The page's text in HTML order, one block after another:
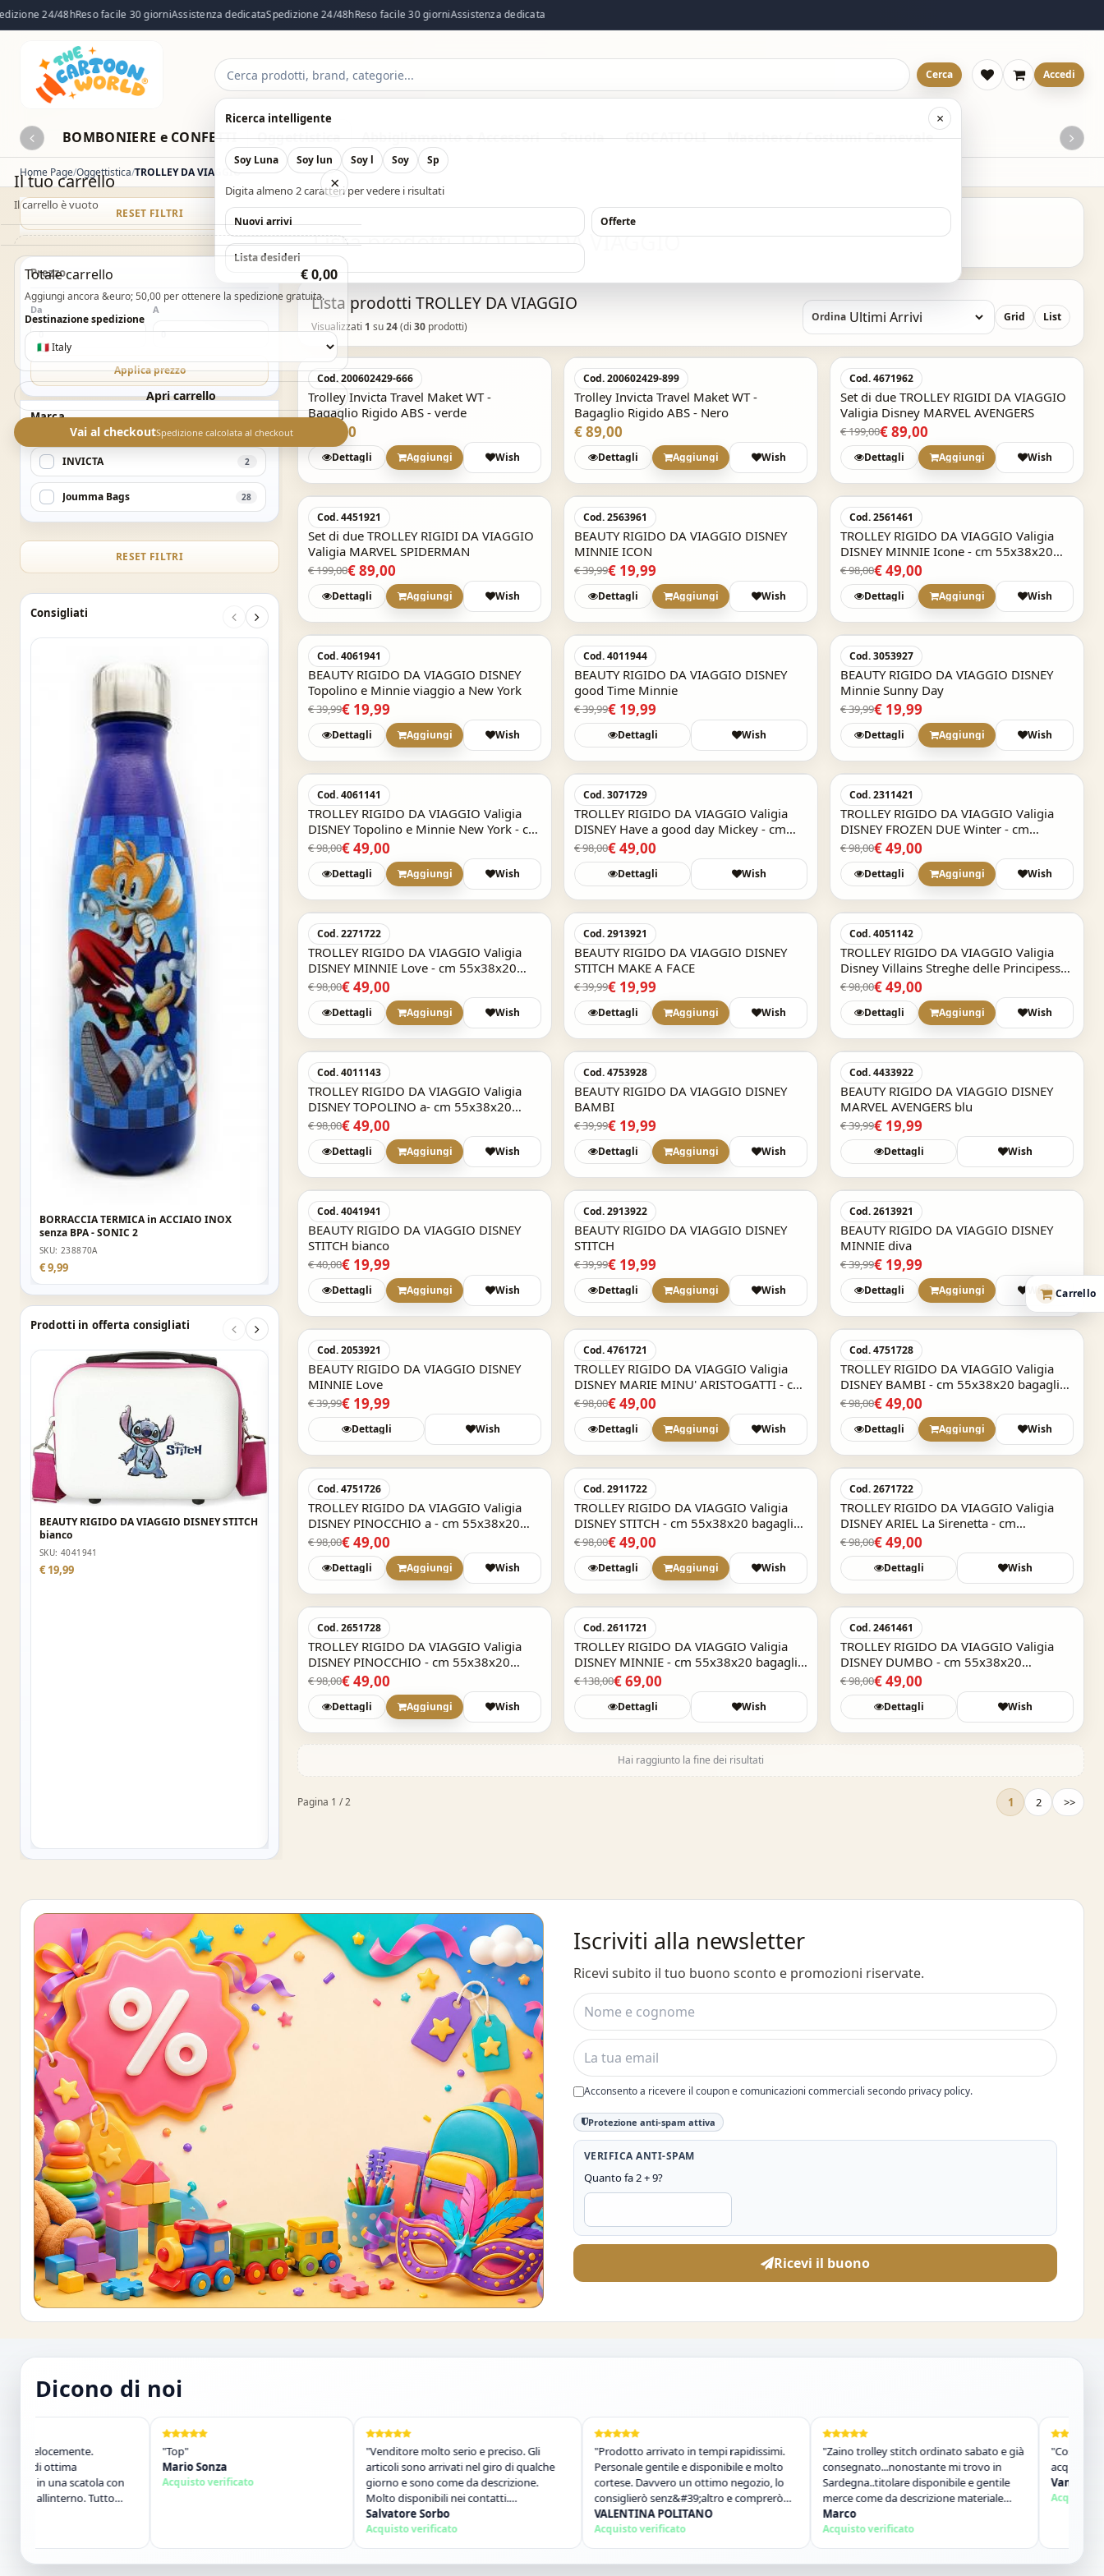
24/48hReso facile 30 giorniAssistenza dedicataSpedizione 24/48hReso facile 30 giorniAssistenza dedicata
Cerca
prodotti
Cerca
Ricerca intelligente ×
Soy Luna Soy lun Soy l Soy Sp
Digita almeno 2 caratteri per vedere i risultati
Nuovi arrivi Offerte
Lista desideri
Accedi
BOMBONIERE e CONFETTI Oggettistica Abbigliamento e Accessori Scuola GIOCATTOLI Maschere / Costumi Carnevale
Il tuo carrello
Il carrello è vuoto
×
Il carrello è vuoto. Esplora il catalogo e aggiungi i
Vai al catalogo
Totale carrello € 0,00
Aggiungi ancora &euro; 50,00 per ottenere la spedizione gratuita.
Destinazione spedizione
Apri carrello
Vai al checkoutSpedizione calcolata al checkout
Carrello
Home Page Oggettistica TROLLEY DA VIAGGIO
RESET FILTRI
Prezzo
Da A
Applica prezzo
Marca
INVICTA 2
Joumma Bags 28
RESET FILTRI
Consigliati
BORRACCIA TERMICA in ACCIAIO INOX
senza BPA - SONIC 2
SKU: 238870A
€ 9,99
3 TOVAGLIETTE IN TESSUTO DA TAVOLA -
DISNEY FROZEN - ELSA e ANNA
SKU: 51424
SET CON CERCHIETTO CON ORECCHIE DA
GATTO - GABBY'S DOLLHOUSE
SKU: 23878
€ 4,80
PORTAGIOIE con ACCESSORI Disney FROZEN
BORRACCIA Seven in
SKU: 30C212402-000
€ 11,99
Prodotti in offerta consigliati
BEAUTY RIGIDO DA VIAGGIO DISNEY STITCH
bianco
SKU: 4041941
€ 19,99
BEAUTY RIGIDO DA VIAGGIO DISNEY STITCH
SKU: 2913921
€ 19,99
TROLLEY RIGIDO DA VIAGGIO Valigia
BEAUTY RIGIDO DA VIAGGIO DISNEY
MINNIE diva
€ 19,99
DISNEY MINNIE - cm
mano
SKU: 2611721
Lista prodotti TROLLEY DA VIAGGIO
Lista prodotti TROLLEY DA VIAGGIO
Visualizzati 1 su24(di 30 prodotti)
Ordina Grid List
Cod. 200602429-666
Trolley Invicta Travel Maket WT -
Bagaglio Rigido ABS - verde
€ 89,00
Dettagli Aggiungi Wish
Cod. 200602429-899
Trolley Invicta Travel Maket WT -
Bagaglio Rigido ABS - Nero
€ 89,00
Dettagli Aggiungi Wish
Cod. 4671962
Set di due TROLLEY RIGIDI DA VIAGGIO
Valigia Disney MARVEL AVENGERS
€ 199,00€ 89,00
Dettagli Aggiungi Wish
Cod. 4451921
Set di due TROLLEY RIGIDI DA VIAGGIO
Valigia MARVEL SPIDERMAN
€ 199,00€ 89,00
Dettagli Aggiungi Wish
Cod. 2563961
BEAUTY RIGIDO DA VIAGGIO DISNEY
MINNIE ICON
€ 39,99€ 19,99
Dettagli Aggiungi Wish
Cod. 2561461
TROLLEY RIGIDO DA VIAGGIO Valigia
DISNEY MINNIE Icone - cm 55x38x20
bagaglio a mano
€ 98,00€ 49,00
Dettagli Aggiungi Wish
Cod. 4061941
BEAUTY RIGIDO DA VIAGGIO DISNEY
Topolino e Minnie viaggio a New York
€ 39,99€ 19,99
Dettagli Aggiungi Wish
Acquisto Veloce
Cod. 4011944
BEAUTY RIGIDO DA VIAGGIO DISNEY
good Time Minnie
€ 39,99€ 19,99
Dettagli Wish
Cod. 3053927
BEAUTY RIGIDO DA VIAGGIO DISNEY
Minnie Sunny Day
€ 39,99€ 19,99
Dettagli Aggiungi Wish
Cod. 4061141
TROLLEY RIGIDO DA VIAGGIO Valigia
DISNEY Topolino e Minnie New York - cm
55x38x20 bagaglio a mano
€ 98,00€ 49,00
Dettagli Aggiungi Wish
Acquisto Veloce
Cod. 3071729
TROLLEY RIGIDO DA VIAGGIO Valigia
DISNEY Have a good day Mickey - cm
55x38x20 bagaglio a mano
€ 98,00€ 49,00
Dettagli Wish
Cod. 2311421
TROLLEY RIGIDO DA VIAGGIO Valigia
DISNEY FROZEN DUE Winter - cm
55x38x20 bagaglio a mano
€ 98,00€ 49,00
Dettagli Aggiungi Wish
Cod. 2271722
TROLLEY RIGIDO DA VIAGGIO Valigia
DISNEY MINNIE Love - cm 55x38x20
bagaglio a mano
€ 98,00€ 49,00
Dettagli Aggiungi Wish
Cod. 2913921
BEAUTY RIGIDO DA VIAGGIO DISNEY
STITCH MAKE A FACE
€ 39,99€ 19,99
Dettagli Aggiungi Wish
Cod. 4051142
TROLLEY RIGIDO DA VIAGGIO Valigia
Disney Villains Streghe delle Principesse
- cm 55x38x20 bagaglio a mano
€ 98,00€ 49,00
Dettagli Aggiungi Wish
Cod. 4011143
TROLLEY RIGIDO DA VIAGGIO Valigia
DISNEY TOPOLINO a- cm 55x38x20
bagaglio a mano
€ 98,00€ 49,00
Dettagli Aggiungi Wish
Cod. 4753928
BEAUTY RIGIDO DA VIAGGIO DISNEY
BAMBI
€ 39,99€ 19,99
Dettagli Aggiungi Wish
Acquisto Veloce
Cod. 4433922
BEAUTY RIGIDO DA VIAGGIO DISNEY
MARVEL AVENGERS blu
€ 39,99€ 19,99
Dettagli Wish
Cod. 4041941
BEAUTY RIGIDO DA VIAGGIO DISNEY
STITCH bianco
€ 40,00€ 19,99
Dettagli Aggiungi Wish
Cod. 2913922
BEAUTY RIGIDO DA VIAGGIO DISNEY
STITCH
€ 39,99€ 19,99
Dettagli Aggiungi Wish
Cod. 2613921
BEAUTY RIGIDO DA VIAGGIO DISNEY
MINNIE diva
€ 39,99€ 19,99
Dettagli Aggiungi Wish
Acquisto Veloce
Cod. 2053921
BEAUTY RIGIDO DA VIAGGIO DISNEY
MINNIE Love
€ 39,99€ 19,99
Dettagli Wish
Cod. 4761721
TROLLEY RIGIDO DA VIAGGIO Valigia
DISNEY MARIE MINU' ARISTOGATTI - cm
55x38x20 bagaglio a mano
€ 98,00€ 49,00
Dettagli Aggiungi Wish
Cod. 4751728
TROLLEY RIGIDO DA VIAGGIO Valigia
DISNEY BAMBI - cm 55x38x20 bagaglio
a mano
€ 98,00€ 49,00
Dettagli Aggiungi Wish
Cod. 4751726
TROLLEY RIGIDO DA VIAGGIO Valigia
DISNEY PINOCCHIO a - cm 55x38x20
bagaglio a mano
€ 98,00€ 49,00
Dettagli Aggiungi Wish
Cod. 2911722
TROLLEY RIGIDO DA VIAGGIO Valigia
DISNEY STITCH - cm 55x38x20 bagaglio
a mano
€ 98,00€ 49,00
Dettagli Aggiungi Wish
Acquisto Veloce
Cod. 2671722
TROLLEY RIGIDO DA VIAGGIO Valigia
DISNEY ARIEL La Sirenetta - cm
55x38x20 bagaglio a mano
€ 98,00€ 49,00
Dettagli Wish
Cod. 2651728
TROLLEY RIGIDO DA VIAGGIO Valigia
DISNEY PINOCCHIO - cm 55x38x20
bagaglio a mano
€ 98,00€ 49,00
Dettagli Aggiungi Wish
Acquisto Veloce
Cod. 2611721
TROLLEY RIGIDO DA VIAGGIO Valigia
DISNEY MINNIE - cm 55x38x20 bagaglio
a mano
€ 138,00€ 69,00
Dettagli Wish
Acquisto Veloce
Cod. 2461461
TROLLEY RIGIDO DA VIAGGIO Valigia
DISNEY DUMBO - cm 55x38x20
bagaglio a mano
€ 98,00€ 49,00
Dettagli Wish
Hai raggiunto la fine dei risultati
Pagina 1 / 2 1 2 >>
Iscriviti e ottieni subito uno sconto del 10%
Iscriviti alla newsletter
Ricevi subito il tuo buono sconto e promozioni riservate.
Acconsento a ricevere il coupon e comunicazioni commerciali secondo privacy policy.
Protezione anti-spam attiva
VERIFICA ANTI-SPAM
Quanto fa 2 + 9?
Ricevi il buono
Dicono di noi
scatola con
Tutto
Mario Sonza
Acquisto verificato
"Venditore molto serio e preciso. Gli
articoli sono arrivati nel giro di qualche
giorno e sono come da descrizione.
Molto disponibili nei contatti.
Consigliato."
Salvatore Sorbo
Acquisto verificato
"Prodotto arrivato in tempi rapidissimi.
Personale gentile e disponibile e molto
cortese. Davvero un ottimo negozio, lo
consiglierò senz&#39;altro e comprerò
VALENTINA POLITANO
Acquisto verificato
"Zaino trolley stitch ordinato sabato e già
consegnato...nonostante mi trovo in
Sardegna..titolare disponibile e gentile
merce come da descrizione materiale
ottimo...sito super consigliato"
Acquisto verificato
"Costume
acquisterò di nuovo."
Vania Escana
Acquisto verificato